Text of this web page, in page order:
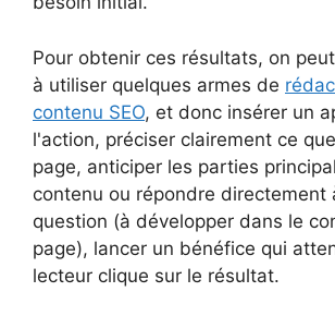
Pour obtenir ces résultats, on
à utiliser quelques armes de
contenu SEO, et donc insérer un
l'action, préciser clairement ce
page, anticiper les parties
contenu ou répondre directement
question (à développer dans le
page), lancer un bénéfice qui
lecteur clique sur le résultat.